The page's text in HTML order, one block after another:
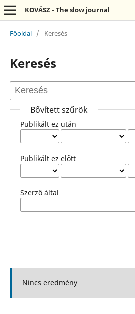
KOVÁSZ - The slow journal
Főoldal / Keresés
Keresés
Bővített szűrök
Publikált ez után
Publikált ez előtt
Szerző által
Nincs eredmény